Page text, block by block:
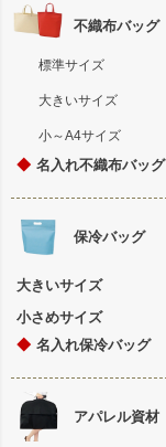
不織布バッグ
標準サイズ
大きいサイズ
小～A4サイズ
◆ 名入れ不織布バッグ
保冷バッグ
大きいサイズ
小さめサイズ
◆ 名入れ保冷バッグ
アパレル資材